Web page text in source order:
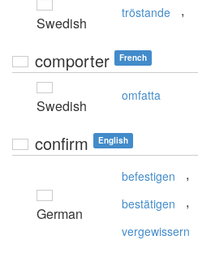
Swedish
tröstande ,
comporter French
Swedish
omfatta
confirm English
German
befestigen ,
bestätigen ,
vergewissern